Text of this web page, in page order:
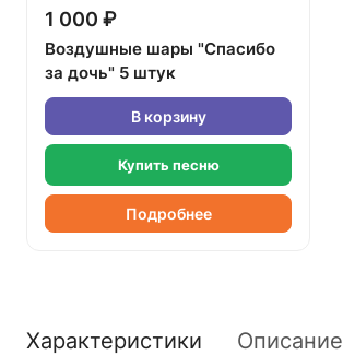
1 000 ₽
Воздушные шары "Спасибо
за дочь" 5 штук
В корзину
Купить песню
Подробнее
Характеристики Описание